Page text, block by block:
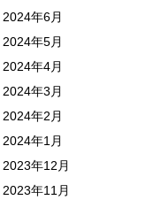
2024年6月
2024年5月
2024年4月
2024年3月
2024年2月
2024年1月
2023年12月
2023年11月